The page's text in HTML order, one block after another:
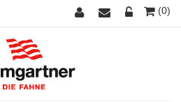
(0)